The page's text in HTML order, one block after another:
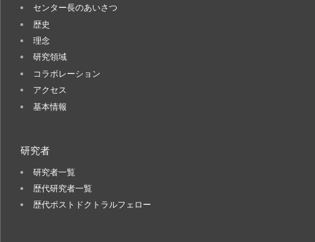
センター長のあいさつ
歴史
理念
研究領域
コラボレーション
アクセス
基本情報
研究者
研究者一覧
歴代研究者一覧
歴代ポストドクトラルフェロー